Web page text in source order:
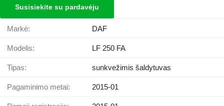
Susisiekite su pardavėju
Markė: DAF
Modelis: LF 250 FA
Tipas: sunkvežimis šaldytuvas
Pagaminimo metai: 2015-01